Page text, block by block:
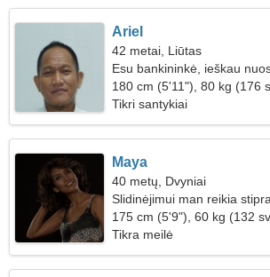
Ariel
42 metai, Liūtas
Esu bankininkė, ieškau
180 cm (5'11"), 80 kg (176
Tikri santykiai
Maya
40 metų, Dvyniai
Slidinėjimui man reikia
175 cm (5'9"), 60 kg (132
Tikra meilė